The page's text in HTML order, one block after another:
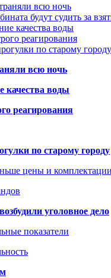
всю ночь
будут судить за
качества воды
реагирования
по старому городу
всю ночь
качества воды
реагирования
по старому городу
цены и комплектации
уголовное дело
показатели